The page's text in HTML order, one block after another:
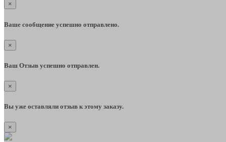
×
Ваше сообщение успешно отправлено.
×
Ваш Отзыв успешно отправлен.
×
Вы уже оставляли отзыв к этому заказу.
×